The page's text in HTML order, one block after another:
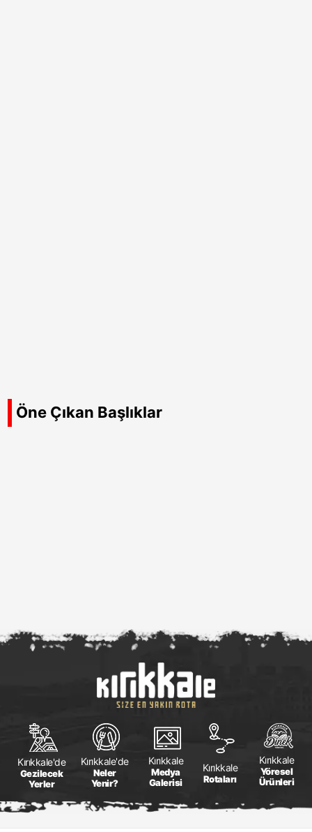
Öne Çıkan Başlıklar
Kırıkkale'de
Gezilecek
Yerler
Kırıkkale'de
Neler
Yenir?
Kırıkkale
Medya
Galerisi
Kırıkkale
Rotaları
Kırıkkale
Yöresel
Ürünleri